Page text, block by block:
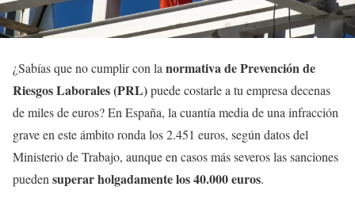
¿Sabías que no cumplir con la normativa de Prevención de
Riesgos Laborales (PRL)puede costarle a tu empresa decenas
de miles de euros? En España, la cuantía media de una infracción
grave en este ámbito ronda los 2.451 euros, según datos del
Ministerio de Trabajo, aunque en casos más severos las sanciones
pueden superar holgadamente los 40.000 euros.